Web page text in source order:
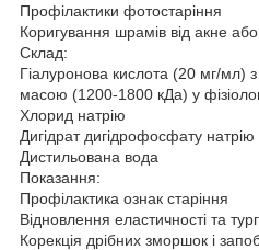
Профілактики фотостаріння
Коригування шрамів від акне або
Склад:
Гіалуронова кислота (20 мг/мл)
масою (1200-1800 кДа) у
Хлорид натрію
Дигідрат дигідрофосфату натрію
Дистильована вода
Показання:
Профілактика ознак старіння
Відновлення еластичності та
Корекція дрібних зморшок і